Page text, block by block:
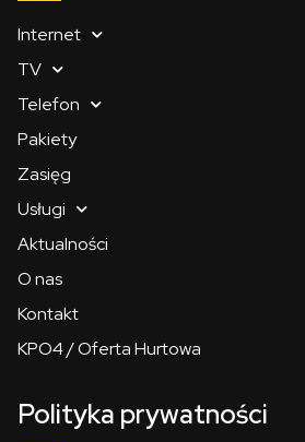
Internet
TV
Telefon
Pakiety
Zasięg
Usługi
Aktualności
O nas
Kontakt
KPO4 / Oferta Hurtowa
Polityka prywatności